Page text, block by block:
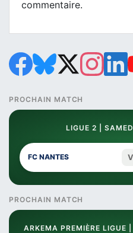
commentaire.
PROCHAIN MATCH
LIGUE 2 |
FC NANTES
PROCHAIN MATCH
ARKEMA PREMIÈRE LIGUE